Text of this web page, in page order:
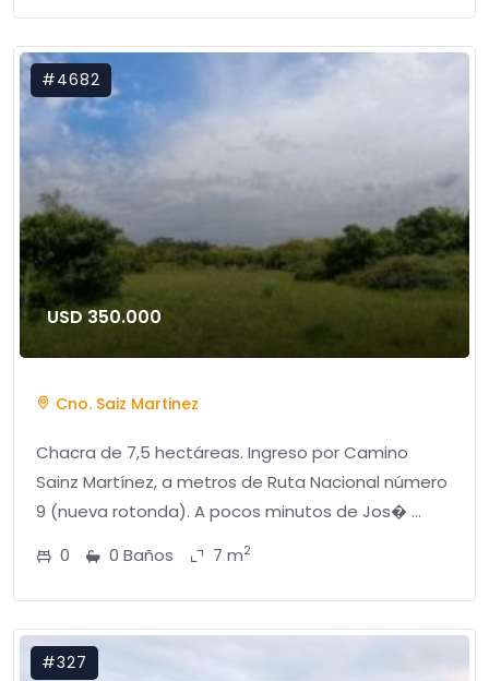
#4682
USD 350.000
Cno. Saiz Martinez
Chacra de 7,5 hectáreas. Ingreso por Camino
Sainz Martínez, a metros de Ruta Nacional número
9 (nueva rotonda). A pocos minutos de Jos� ...
0
0 Baños 7 m2
#327